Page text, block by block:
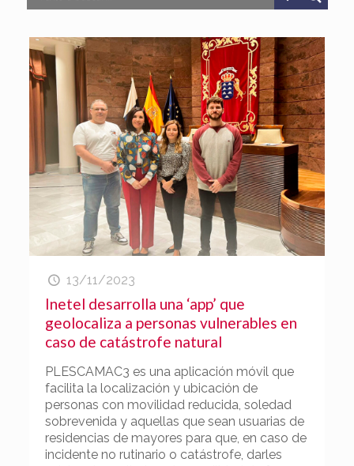
13/11/2023
Inetel desarrolla una ‘app’ que
geolocaliza a personas vulnerables en
caso de catástrofe natural
PLESCAMAC3 es una aplicación móvil que
facilita la localización y ubicación de
personas con movilidad reducida, soledad
sobrevenida y aquellas que sean usuarias de
residencias de mayores para que, en caso de
incidente no rutinario o catástrofe, darles